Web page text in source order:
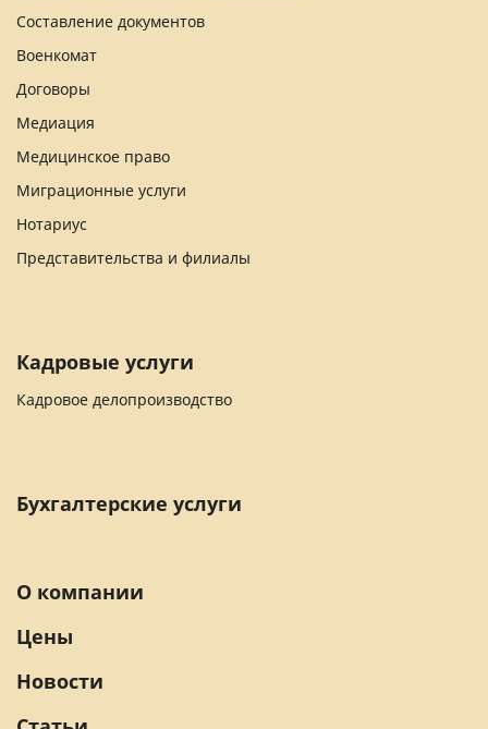
Составление документов
Военкомат
Договоры
Медиация
Медицинское право
Миграционные услуги
Нотариус
Представительства и филиалы
Кадровые услуги
Кадровое делопроизводство
Бухгалтерские услуги
О компании
Цены
Новости